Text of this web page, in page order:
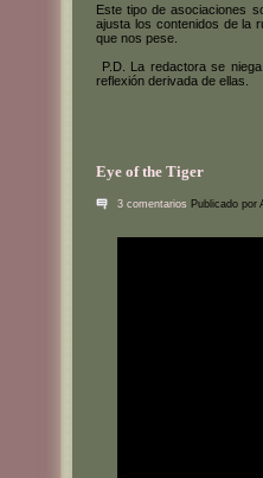
Este tipo de asociaciones
ajusta los contenidos de la
que nos pese.
P.D. La redactora se
reflexión derivada de ellas.
Eye of the Tiger
3 comentarios Publicado por